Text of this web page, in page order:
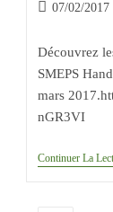
07/02/2017
Découvrez
SMEPS
mars
nGR3VI
Continuer La